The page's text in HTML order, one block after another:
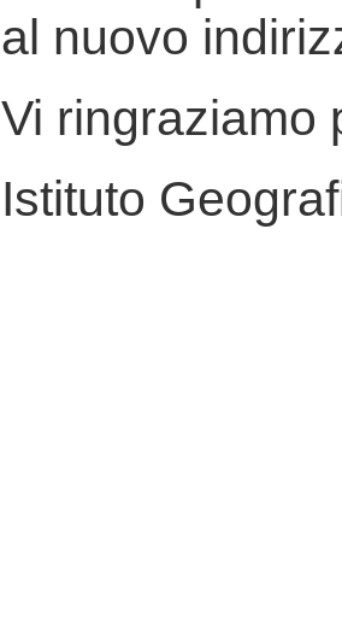
al nuovo
Vi ringraziamo
Istituto